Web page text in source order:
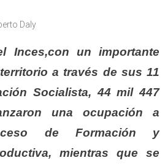
Daly
Inces,con un importante
a través de sus 11
Socialista, 44 mil 447
una ocupación a
de Formación y
mientras que se